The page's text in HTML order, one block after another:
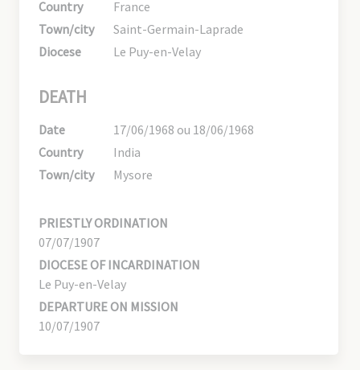
Country
France
Town/city
Saint-Germain-Laprade
Diocese
Le Puy-en-Velay
DEATH
Date
17/06/1968 ou 18/06/1968
Country
India
Town/city
Mysore
PRIESTLY ORDINATION
07/07/1907
DIOCESE OF INCARDINATION
Le Puy-en-Velay
DEPARTURE ON MISSION
10/07/1907